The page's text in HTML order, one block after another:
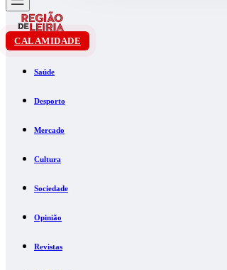
CALAMIDADE
Saúde
Desporto
Mercado
Cultura
Sociedade
Opinião
Revistas